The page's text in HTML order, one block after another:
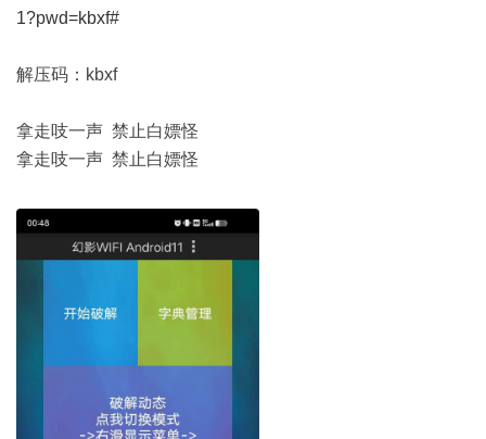
1?pwd=kbxf#
解压码：kbxf
拿走吱一声 禁止白嫖怪
拿走吱一声 禁止白嫖怪